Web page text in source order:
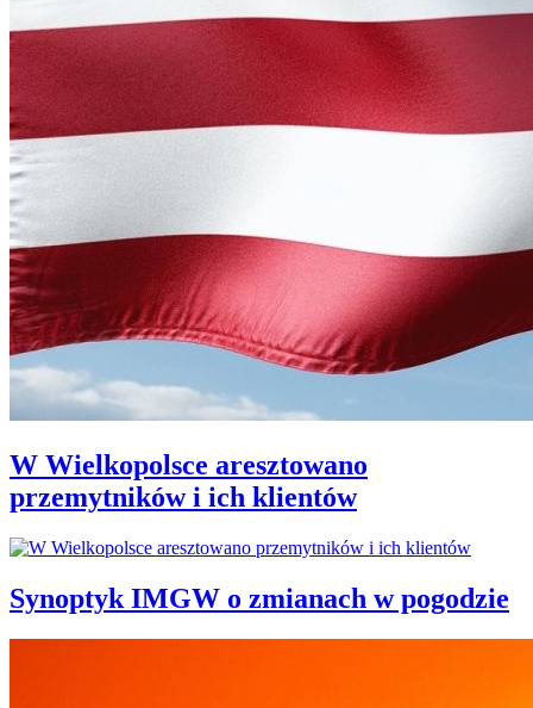
W Wielkopolsce aresztowano
przemytników i ich klientów
Synoptyk IMGW o zmianach w pogodzie